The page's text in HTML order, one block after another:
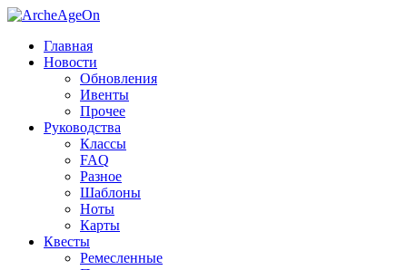
Главная
Новости
Обновления
Ивенты
Прочее
Руководства
Классы
FAQ
Разное
Шаблоны
Ноты
Карты
Квесты
Ремесленные